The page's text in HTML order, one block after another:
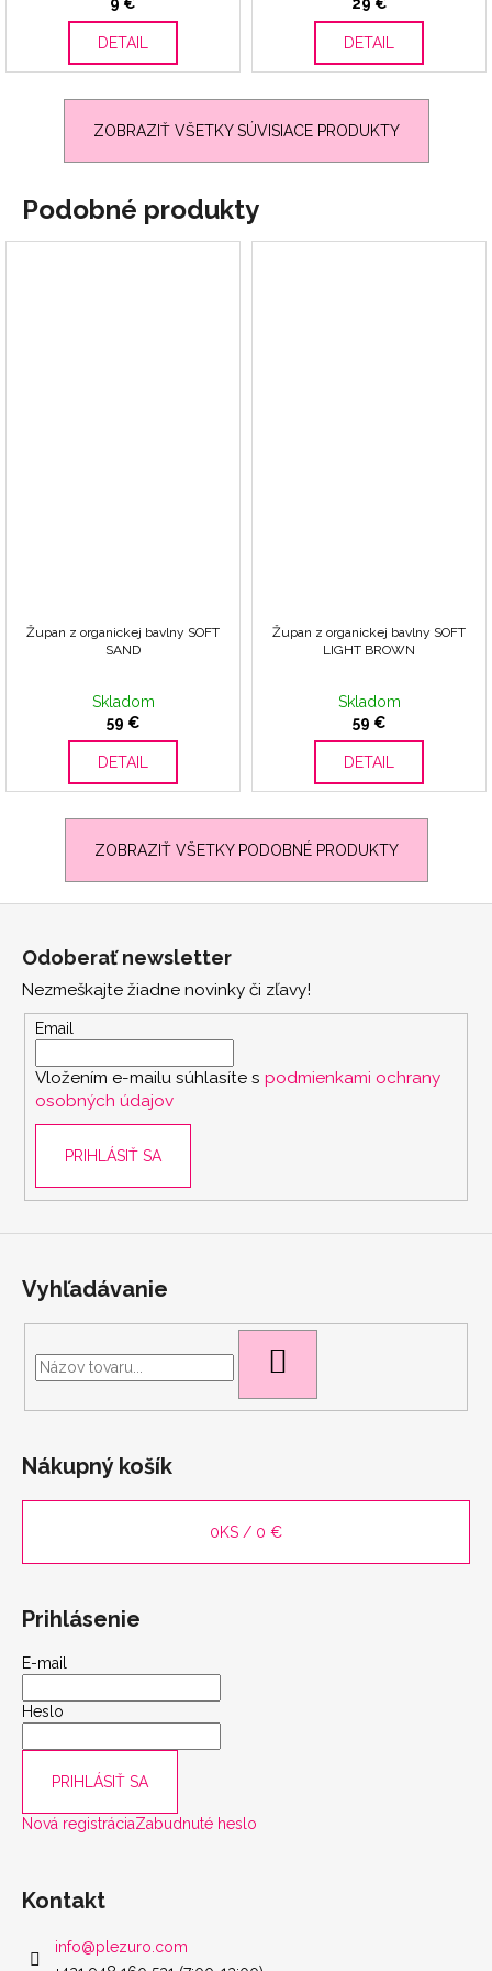
DETAIL DETAIL
ZOBRAZIŤ VŠETKY SÚVISIACE PRODUKTY
Podobné produkty
Župan z organickej bavlny SOFT
SAND
Skladom
59 €
DETAIL
Župan z organickej bavlny SOFT
LIGHT BROWN
Skladom
59 €
DETAIL
ZOBRAZIŤ VŠETKY PODOBNÉ PRODUKTY
Odoberať newsletter
Nezmeškajte žiadne novinky či zľavy!
Email
Vložením e-mailu súhlasíte s podmienkami ochrany
osobných údajov
PRIHLÁSIŤ SA
Vyhľadávanie
Nákupný košík
0KS / 0 €
Prihlásenie
E-mail
Heslo
PRIHLÁSIŤ SA
Nová registráciaZabudnuté heslo
Kontakt
info@plezuro.com